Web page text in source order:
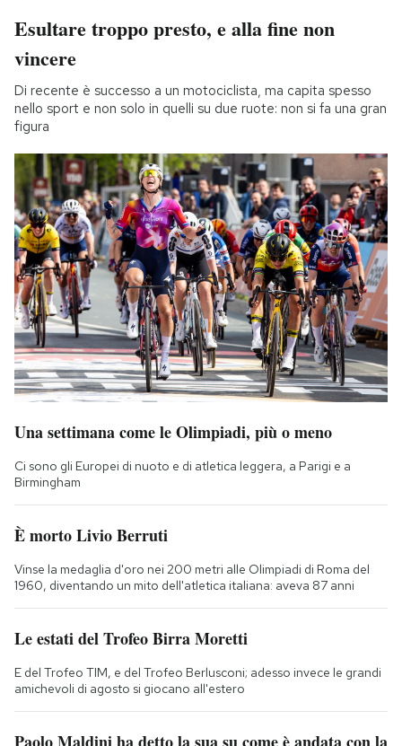
Esultare troppo presto, e alla fine non
vincere
Di recente è successo a un motociclista, ma capita spesso
nello sport e non solo in quelli su due ruote: non si fa una gran
figura
Una settimana come le Olimpiadi, più o meno
Ci sono gli Europei di nuoto e di atletica leggera, a Parigi e a
Birmingham
È morto Livio Berruti
Vinse la medaglia d'oro nei 200 metri alle Olimpiadi di Roma del
1960, diventando un mito dell'atletica italiana: aveva 87 anni
Le estati del Trofeo Birra Moretti
E del Trofeo TIM, e del Trofeo Berlusconi; adesso invece le grandi
amichevoli di agosto si giocano all'estero